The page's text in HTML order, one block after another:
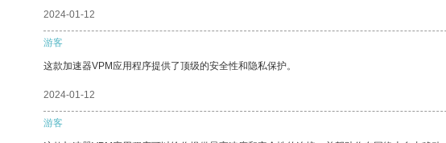
2024-01-12
游客
这款加速器VPM应用程序提供了顶级的安全性和隐私保护。
2024-01-12
游客